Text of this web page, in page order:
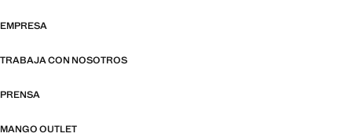
EMPRESA
TRABAJA CON NOSOTROS
PRENSA
MANGO OUTLET